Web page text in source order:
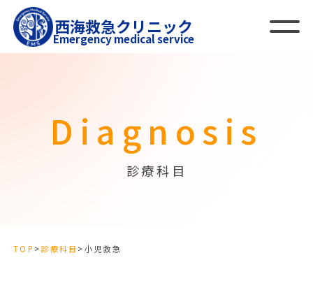
西海救急クリニック
Emergency medical service
Diagnosis
診療科目
TOP >診療科目 >小児救急